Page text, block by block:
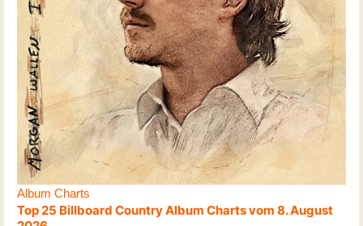
Album Charts
Top 25 Billboard Country Album Charts vom 8. August